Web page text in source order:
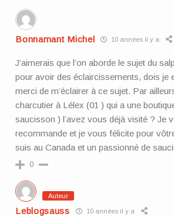
Bonnamant Michel 10 années il y a
J’aimerais que l’on aborde le sujet du
pour avoir des éclaircissements, dois je
merci de m’éclairer à ce sujet. Par
charcutier à Lélex (01 ) qui a une
saucisson ) l’avez vous déjà visité ? Je
recommande et je vous félicite pour
suis au Canada et un passionné de
0
Auteur
Leblogsauss 10 années il y a